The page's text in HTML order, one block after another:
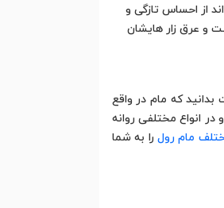
از احساس تازگی و
و عرق زار هایشان
که مام در واقع
انواع مختلفی روانه
مام رولرا به شما